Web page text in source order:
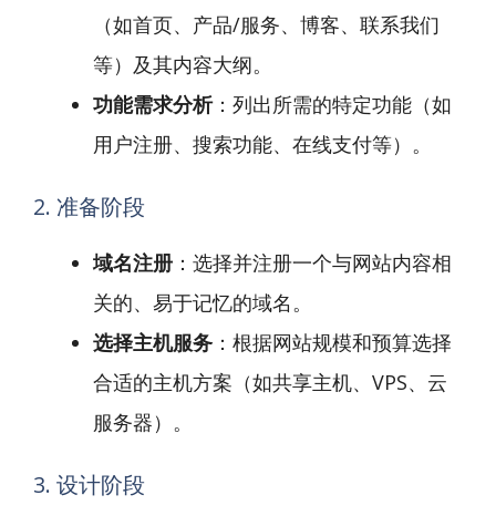
（如首页、产品/服务、博客、联系我们
等）及其内容大纲。
功能需求分析：列出所需的特定功能（如
用户注册、搜索功能、在线支付等）。
2. 准备阶段
域名注册 ：选择并注册一个与网站内容相
关的、易于记忆的域名。
选择主机服务 ：根据网站规模和预算选择
合适的主机方案（如共享主机、VPS、云
服务器）。
3. 设计阶段